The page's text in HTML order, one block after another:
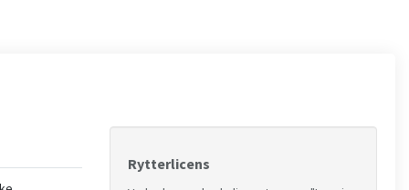
Rytterlicens